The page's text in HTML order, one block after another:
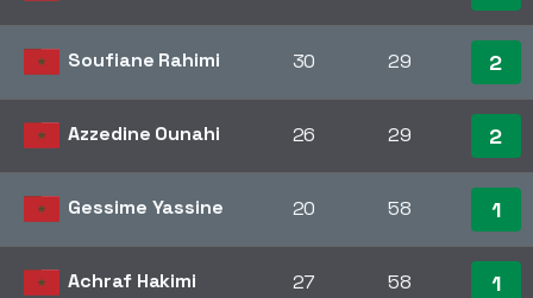
Soufiane Rahimi 30 29 2
Azzedine Ounahi 26 29 2
Gessime Yassine 20 58 1
Achraf Hakimi 27 58 1